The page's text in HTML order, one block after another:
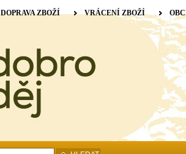
DOPRAVA ZBOŽÍ VRÁCENÍ ZBOŽÍ